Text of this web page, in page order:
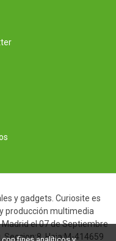
y gadgets. Curiosite es
producción multimedia
el 07 de Septiembre
Seccion:8. Hoja:M-414659
fines analíticos y